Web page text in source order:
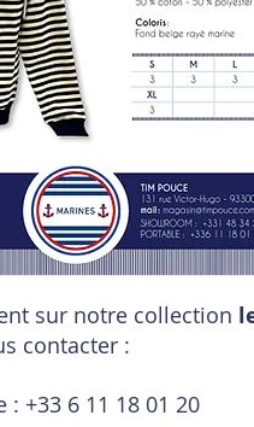
sur notre collection
contacter :
+33 6 11 18 01 20